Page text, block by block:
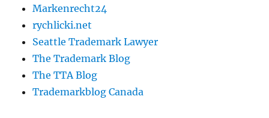
Markenrecht24
rychlicki.net
Seattle Trademark Lawyer
The Trademark Blog
The TTA Blog
Trademarkblog Canada